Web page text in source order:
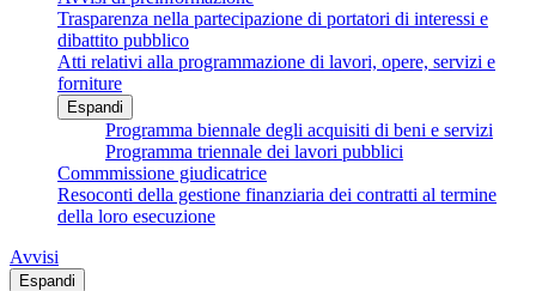
Trasparenza nella partecipazione di portatori di interessi e
dibattito pubblico
Atti relativi alla programmazione di lavori, opere, servizi e
forniture
Espandi
Programma biennale degli acquisiti di beni e servizi
Programma triennale dei lavori pubblici
Commmissione giudicatrice
Resoconti della gestione finanziaria dei contratti al termine
della loro esecuzione
Avvisi
Espandi